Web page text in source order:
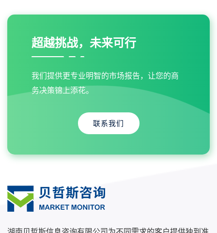
超越挑战，未来可行
我们提供更专业明智的市场报告，让您的商
务决策锦上添花。
联系我们